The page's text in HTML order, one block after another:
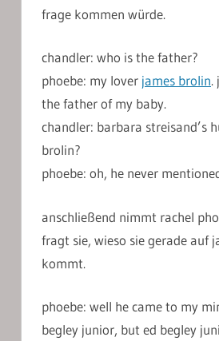
frage kommen würde.
chandler: who is the father?
phoebe: my lover james brolin.
the father of my baby.
chandler: barbara streisand’s
brolin?
phoebe: oh, he never
anschließend nimmt rachel
fragt sie, wieso sie gerade auf
kommt.
phoebe: well he came to my
begley junior, but ed begley